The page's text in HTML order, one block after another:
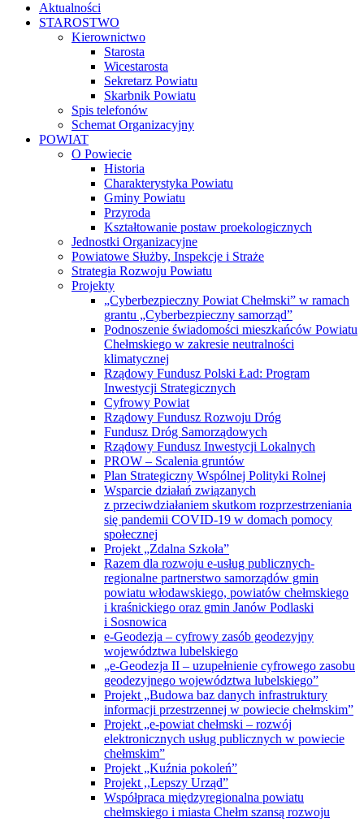
Aktualności
STAROSTWO
Kierownictwo
Starosta
Wicestarosta
Sekretarz Powiatu
Skarbnik Powiatu
Spis telefonów
Schemat Organizacyjny
POWIAT
O Powiecie
Historia
Charakterystyka Powiatu
Gminy Powiatu
Przyroda
Kształtowanie postaw proekologicznych
Jednostki Organizacyjne
Powiatowe Służby, Inspekcje i Straże
Strategia Rozwoju Powiatu
Projekty
„Cyberbezpieczny Powiat Chełmski” w ramach
grantu „Cyberbezpieczny samorząd”
Podnoszenie świadomości mieszkańców Powiatu
Chełmskiego w zakresie neutralności
klimatycznej
Rządowy Fundusz Polski Ład: Program
Inwestycji Strategicznych
Cyfrowy Powiat
Rządowy Fundusz Rozwoju Dróg
Fundusz Dróg Samorządowych
Rządowy Fundusz Inwestycji Lokalnych
PROW – Scalenia gruntów
Plan Strategiczny Wspólnej Polityki Rolnej
Wsparcie działań związanych
z przeciwdziałaniem skutkom rozprzestrzeniania
się pandemii COVID-19 w domach pomocy
społecznej
Projekt „Zdalna Szkoła”
Razem dla rozwoju e-usług publicznych-
regionalne partnerstwo samorządów gmin
powiatu włodawskiego, powiatów chełmskiego
i kraśnickiego oraz gmin Janów Podlaski
i Sosnowica
e-Geodezja – cyfrowy zasób geodezyjny
województwa lubelskiego
„e-Geodezja II – uzupełnienie cyfrowego zasobu
geodezyjnego województwa lubelskiego”
Projekt „Budowa baz danych infrastruktury
informacji przestrzennej w powiecie chełmskim”
Projekt „e-powiat chełmski – rozwój
elektronicznych usług publicznych w powiecie
chełmskim”
Projekt „Kuźnia pokoleń”
Projekt ,,Lepszy Urząd”
Współpraca międzyregionalna powiatu
chełmskiego i miasta Chełm szansą rozwoju